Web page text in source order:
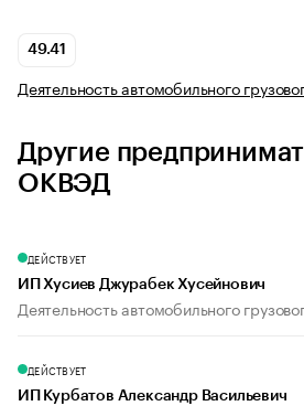
49.41
Деятельность автомобильного
Другие
ОКВЭД
ДЕЙСТВУЕТ
ИП Хусиев Джурабек Хусейнович
Деятельность автомобильного
ДЕЙСТВУЕТ
ИП Курбатов Александр Васильевич